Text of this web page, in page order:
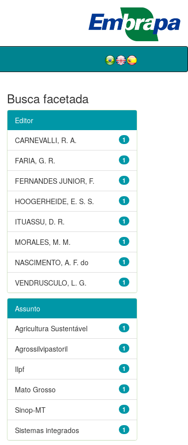
Busca facetada
Editor
1
CARNEVALLI, R. A.
1
FARIA, G. R.
1
FERNANDES JUNIOR, F.
1
HOOGERHEIDE, E. S. S.
1
ITUASSU, D. R.
1
MORALES, M. M.
1
NASCIMENTO, A. F. do
1
VENDRUSCULO, L. G.
Assunto
1
Agricultura Sustentável
1
Agrossilvipastoril
1
Ilpf
1
Mato Grosso
1
Sinop-MT
1
Sistemas integrados